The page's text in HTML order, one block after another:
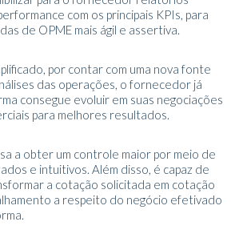
com os principais KPIs, para
de OPME mais ágil e assertiva.
por contar com uma nova fonte
das operações, o fornecedor já
consegue evoluir em suas negociações
para melhores resultados.
a obter um controle maior por meio de
e intuitivos. Além disso, é capaz de
a cotação solicitada em cotação
a respeito do negócio efetivado